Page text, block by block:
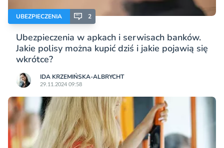
UBEZPIECZENIA 2
Ubezpieczenia w apkach i serwisach banków.
Jakie polisy można kupić dziś i jakie pojawią się
wkrótce?
IDA KRZEMIŃSKA-ALBRYCHT
29.11.2024 09:58